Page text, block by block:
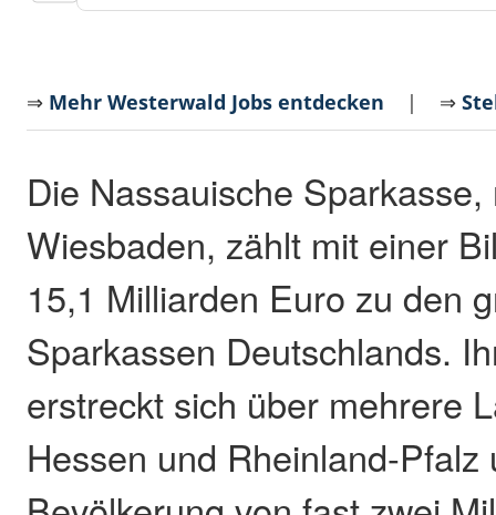
⇒ Mehr Westerwald Jobs entdecken | ⇒
Die Nassauische
Wiesbaden, zählt mit einer
15,1 Milliarden Euro zu den
Sparkassen Deutschlands.
erstreckt sich über mehrere
Hessen und Rheinland-